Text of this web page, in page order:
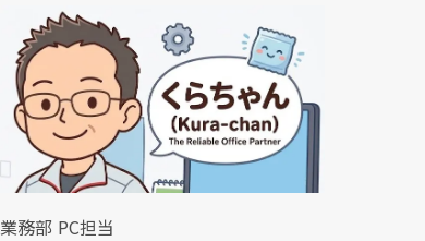
業務部 PC担当